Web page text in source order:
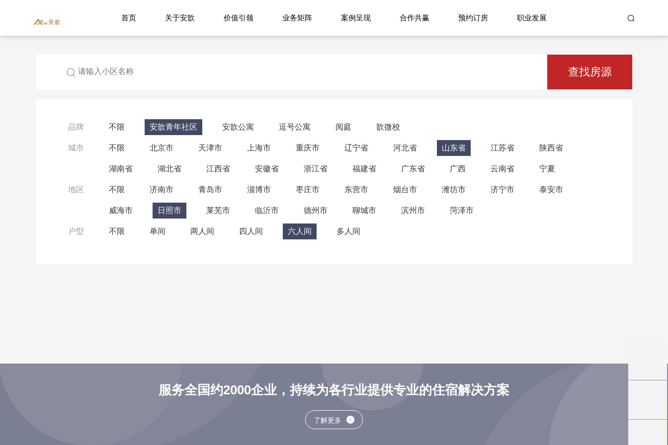
首页 关于安歆 价值引领 业务矩阵 案例呈现 合作共赢 预约订房 职业发展
查找房源
品牌 不限 安歆青年社区 安歆公寓 逗号公寓 阅庭 歆微校
城市 不限 北京市 天津市 上海市 重庆市 辽宁省 河北省 山东省 江苏省 陕西省
湖南省 湖北省 江西省 安徽省 浙江省 福建省 广东省 广西 云南省 宁夏
地区 不限 济南市 青岛市 淄博市 枣庄市 东营市 烟台市 潍坊市 济宁市 泰安市
威海市 日照市 莱芜市 临沂市 德州市 聊城市 滨州市 菏泽市
户型 不限 单间 两人间 四人间 六人间 多人间
服务全国约2000企业，持续为各行业提供专业的住宿解决方案
了解更多